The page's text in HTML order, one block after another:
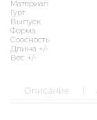
Материал
Гурт
Выпуск
Форма
Соосность
Длина +/-
Вес +/-
Описание